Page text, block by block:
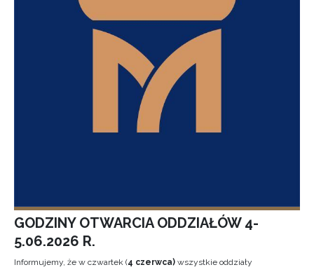
GODZINY OTWARCIA ODDZIAŁÓW 4-
5.06.2026 R.
Informujemy, że w czwartek (4 czerwca) wszystkie oddziały